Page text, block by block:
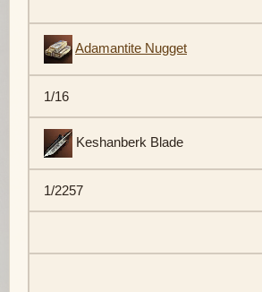
Adamantite Nugget
1/16
Keshanberk Blade
1/2257